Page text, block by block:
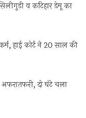
व कटिहार डेमू का
हाई कोर्ट ने 20 साल की
दो घंटे चला